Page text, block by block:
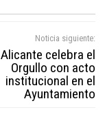
Noticia siguiente:
Alicante celebra el
Orgullo con acto
institucional en el
Ayuntamiento